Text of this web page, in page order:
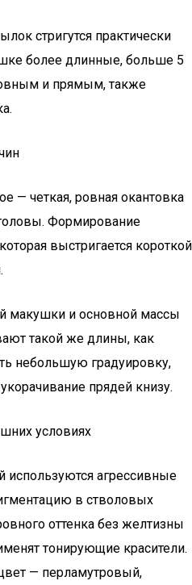
стригутся практически
более длинные, больше 5
и прямым, также
— четкая, ровная окантовка
Формирование
выстригается короткой
макушки и основной массы
такой же длины, как
небольшую градуировку,
прядей книзу.
условиях
используются агрессивные
в стволовых
оттенка без желтизны
тонирующие красители.
— перламутровый,